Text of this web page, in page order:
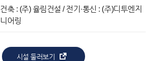
건축 : (주) 율림건설 / 전기·통신 : (주)디투엔지
니어링
시설 둘러보기